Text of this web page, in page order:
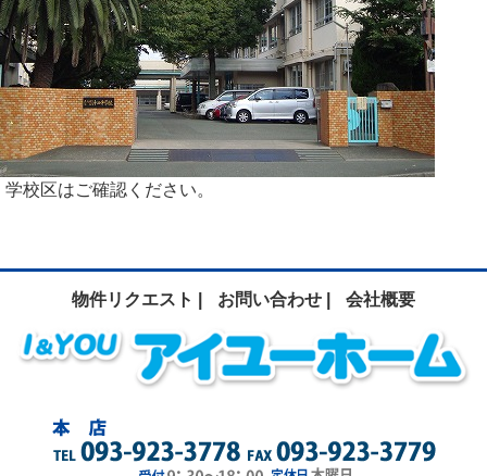
学校区はご確認ください。
物件リクエスト | お問い合わせ | 会社概要